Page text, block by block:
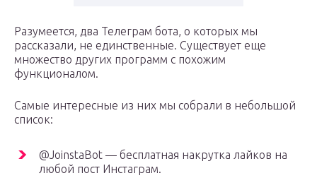
Разумеется, два Телеграм бота, о которых мы
рассказали, не единственные. Существует еще
множество других программ с похожим
функционалом.
Самые интересные из них мы собрали в небольшой
список:
@JoinstaBot — бесплатная накрутка лайков на
любой пост Инстаграм.